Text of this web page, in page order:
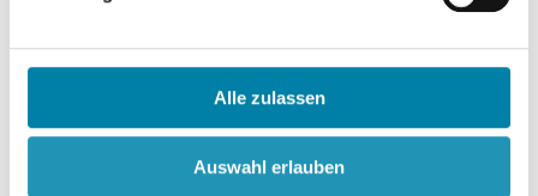
Alle zulassen
Auswahl erlauben
Auslegungsmodellen (106f), die besonders im
Schwerpunktveränderungen im Sinne von
„Selbstkritik und Selbstkorrekturen“ zeigen die